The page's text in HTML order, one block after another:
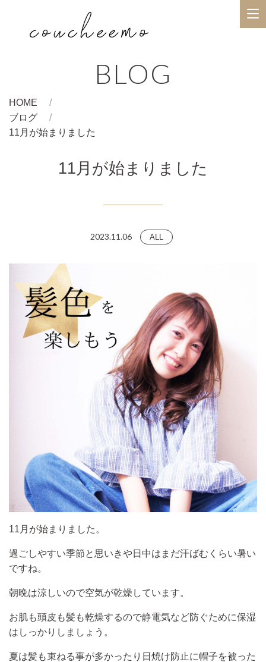
BLOG
HOME
ブログ
11月が始まりました
11月が始まりました
2023.11.06 ALL
11月が始まりました。
過ごしやすい季節と思いきや日中はまだ汗ばむくらい暑い
ですね。
朝晩は涼しいので空気が乾燥しています。
お肌も頭皮も髪も乾燥するので静電気など防ぐために保湿
はしっかりしましょう。
夏は髪も束ねる事が多かったり日焼け防止に帽子を被った